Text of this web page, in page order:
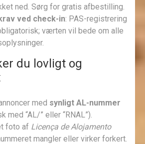
ned. Sørg for gratis afbestilling.
ved check-in: PAS-registrering
værten vil bede om alle
du lovligt og
med synligt AL-nummer
med “AL/” eller “RNAL”).
foto af Licença de Alojamento
mangler eller virker forkert.